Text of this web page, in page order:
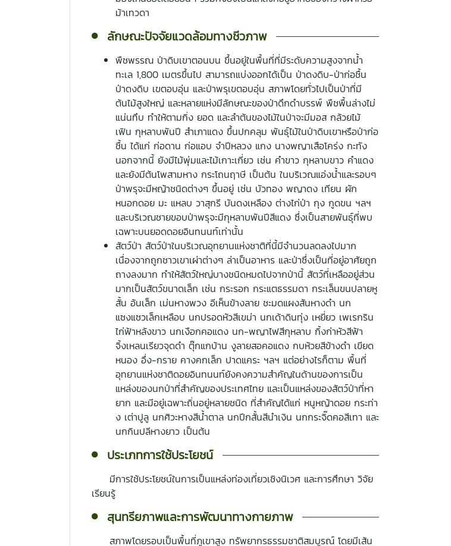
ม้าเทวดา
ลักษณะปัจจัยแวดล้อมทางชีวภาพ
พืชพรรณ ป่าดิบเขาตอนบน ขึ้นอยู่ในพื้นที่ที่มีระดับความสูงจากน้ำ
ทะเล 1,800 เมตรขึ้นไป สามารถแบ่งออกได้เป็น ป่าดงดิบ-ป่าก่อชื้น
ป่าดงดิบ เขตอบอุ่น และป่าพรุเขตอบอุ่น สภาพโดยทั่วไปเป็นป่าที่มี
ต้นไม้สูงใหญ่ และหลายแห่งมีลักษณะของป่าดึกดำบรรพ์ พืชพื้นล่างไม่
แน่นทึบ ทำให้ตามกิ่ง ยอด และลำต้นของไม้ในป่าจะมีมอส กล้วยไม้
เฟิน กุหลาบพันปี สำเภาแดง ขึ้นปกคลุม พันธุ์ไม้ในป่าดิบเขาหรือป่าก่อ
ชื้น ได้แก่ ก่อดาน ก่อแอบ จำปีหลวง แกง นางพญาเสือโคร่ง กะทัง
นอกจากนี้ ยังมีไม้พุ่มและไม้เกาะเกี่ยว เช่น คำขาว กุหลาบขาว คำแดง
และยังมีต้นโพสามหาง กระโถนฤาษี เป็นต้น ในบริเวณแอ่งน้ำและรอบๆ
ป่าพรุจะมีหญ้าชนิดต่างๆ ขึ้นอยู่ เช่น บัวทอง พญาดง เทียน ผัก
หนอกดอย มะ แหลบ วาสุกรี บันดงเหลือง ต่างไก่ป่า กุง กูดขน ฯลฯ
และบริเวณชายขอบป่าพรุจะมีกุหลาบพันปีสีแดง ซึ่งเป็นสายพันธุ์ที่พบ
เฉพาะบนยอดดอยอินทนนท์เท่านั้น
สัตว์ป่า สัตว์ป่าในบริเวณอุทยานแห่งชาติที่นี้มีจำนวนลดลงไปมาก
เนื่องจากถูกชาวเขาเผ่าต่างๆ ล่าเป็นอาหาร และป่าซึ่งเป็นที่อยู่อาศัยถูก
ถางลงมาก ทำให้สัตว์ใหญ่บางชนิดหมดไปจากป่านี้ สัตว์ที่เหลืออยู่ส่วน
มากเป็นสัตว์ขนาดเล็ก เช่น กระรอก กระแตธรรมดา กระเล็นขนปลายหู
สั้น อ้นเล็ก เม่นหางพวง อีเห็นข้างลาย ชะมดแผงสันหางดำ นก
แซงแซวเล็กเหลือบ นกปรอดหัวสีเขม่า นกเด้าดินทุ่ง เหยี่ยว เพเรกริน
ไก่ฟ้าหลังขาว นกเงือกคอแดง นก-พญาไฟสีกุหลาบ กิ้งก่าหัวสีฟ้า
จิ้งเหลนเรียวจุดดำ ตุ๊กแกบ้าน งูลายสอคอแดง กบห้วยสีข้างดำ เขียด
หนอง อึ่ง-กราย คางคกเล็ก ปาดแคระ ฯลฯ แต่อย่างไรก็ตาม พื้นที่
อุทยานแห่งชาติดอยอินทนนท์ยังคงความสำคัญในด้านของการเป็น
แหล่งของนกป่าที่สำคัญของประเทศไทย และเป็นแหล่งของสัตว์ป่าที่หา
ยาก และมีอยู่เฉพาะถิ่นอยู่หลายชนิด ที่สำคัญได้แก่ หนูหญ้าดอย กระท่า
ง เต่าปูลู นกศิวะหางสีน้ำตาล นกปีกสั้นสีนำเงิน นกกระจิ๊ดคอสีเทา และ
นกกินปลีหางยาว เป็นต้น
ประเภทการใช้ประโยชน์
มีการใช้ประโยชน์ในการเป็นแหล่งท่องเที่ยวเชิงนิเวศ และการศึกษา วิจัย
เรียนรู้
สุนทรียภาพและการพัฒนาทางกายภาพ
สภาพโดยรอบเป็นพื้นที่ภูเขาสูง ทรัพยากรธรรมชาติสมบูรณ์ โดยมีเส้น